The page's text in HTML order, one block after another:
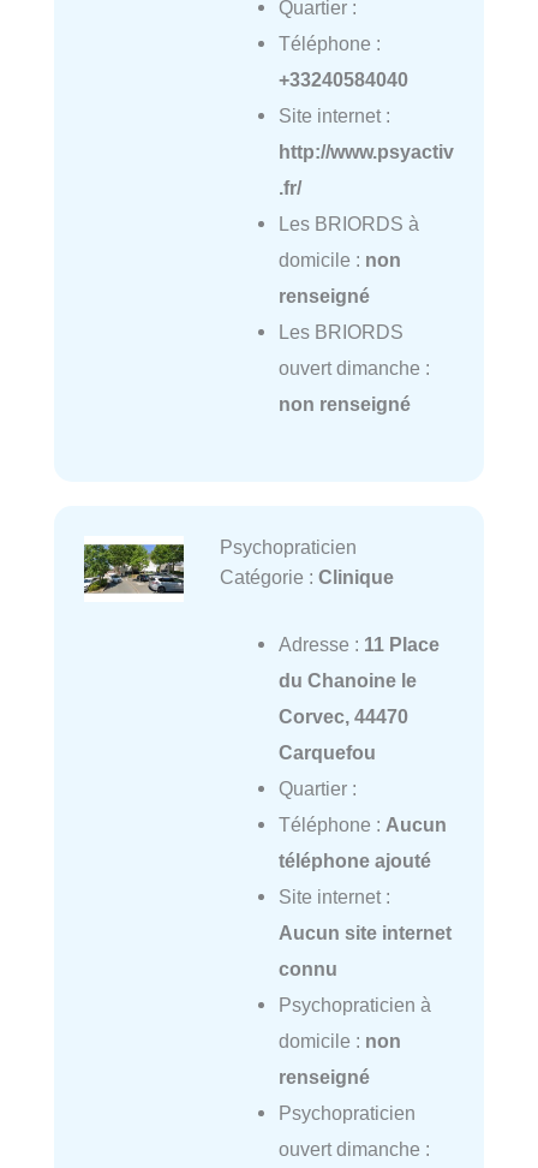
Quartier :
Téléphone :
+33240584040
Site internet :
http://www.psyactiv
.fr/
Les BRIORDS à
domicile : non
renseigné
Les BRIORDS
ouvert dimanche :
non renseigné
Psychopraticien
Catégorie : Clinique
Adresse : 11 Place
du Chanoine le
Corvec, 44470
Carquefou
Quartier :
Téléphone : Aucun
téléphone ajouté
Site internet :
Aucun site internet
connu
Psychopraticien à
domicile : non
renseigné
Psychopraticien
ouvert dimanche :